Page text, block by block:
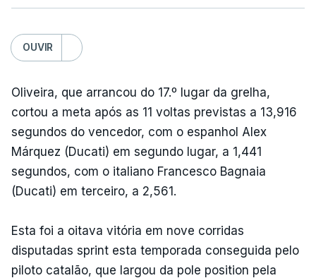
OUVIR
Oliveira, que arrancou do 17.º lugar da grelha,
cortou a meta após as 11 voltas previstas a 13,916
segundos do vencedor, com o espanhol Alex
Márquez (Ducati) em segundo lugar, a 1,441
segundos, com o italiano Francesco Bagnaia
(Ducati) em terceiro, a 2,561.
Esta foi a oitava vitória em nove corridas
disputadas sprint esta temporada conseguida pelo
piloto catalão, que largou da pole position pela